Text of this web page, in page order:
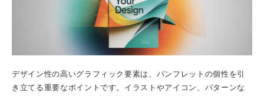
デザイン性の高いグラフィック要素は、 パンフレット の個性を引
き立てる重要なポイントです。イラストやアイコン、パターンな